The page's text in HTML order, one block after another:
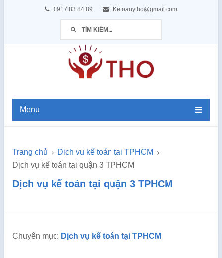
0917 83 84 89 Ketoanytho@gmail.com
Menu
Trang chủ
Dịch vụ kế toán tại TPHCM
Dịch vụ kế toán tại quận 3 TPHCM
Dịch vụ kế toán tại quận 3 TPHCM
Chuyên mục: Dịch vụ kế toán tại TPHCM